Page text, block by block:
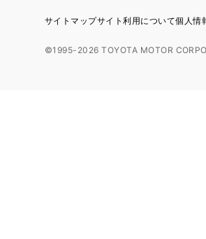
サイトマップサイト利用について個人情
©1995-2026 TOYOTA MOTOR